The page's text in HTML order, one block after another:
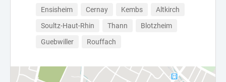
Ensisheim
Cernay Kembs
Altkirch
Soultz-Haut-Rhin
Thann
Blotzheim
Guebwiller
Rouffach